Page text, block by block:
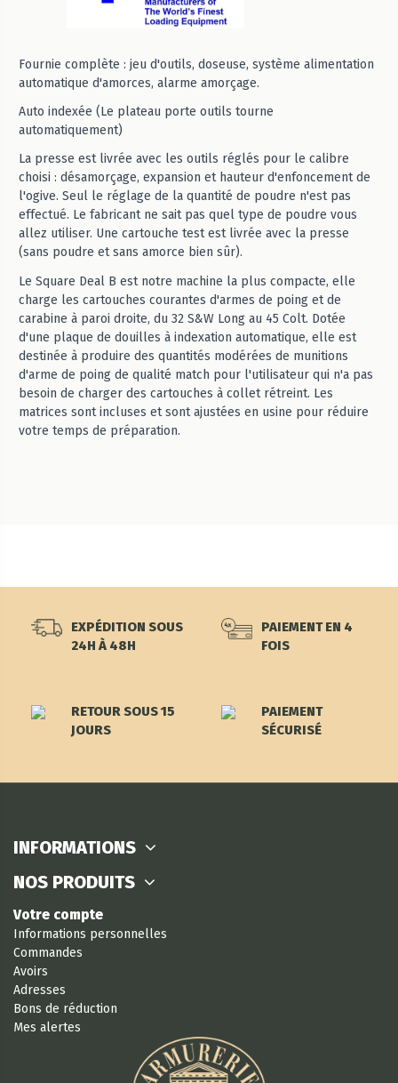
Fournie complète : jeu d'outils, doseuse, système alimentation
automatique d'amorces, alarme amorçage.
Auto indexée (Le plateau porte outils tourne
automatiquement)
La presse est livrée avec les outils réglés pour le calibre
choisi : désamorçage, expansion et hauteur d'enfoncement de
l'ogive. Seul le réglage de la quantité de poudre n'est pas
effectué. Le fabricant ne sait pas quel type de poudre vous
allez utiliser. Une cartouche test est livrée avec la presse
(sans poudre et sans amorce bien sûr).
Le Square Deal B est notre machine la plus compacte, elle
charge les cartouches courantes d'armes de poing et de
carabine à paroi droite, du 32 S&W Long au 45 Colt. Dotée
d'une plaque de douilles à indexation automatique, elle est
destinée à produire des quantités modérées de munitions
d'arme de poing de qualité match pour l'utilisateur qui n'a pas
besoin de charger des cartouches à collet rétreint. Les
matrices sont incluses et sont ajustées en usine pour réduire
votre temps de préparation.
EXPÉDITION SOUS
24H À 48H
PAIEMENT EN 4
FOIS
RETOUR SOUS 15
JOURS
PAIEMENT
SÉCURISÉ
INFORMATIONS
NOS PRODUITS
Votre compte
Informations personnelles
Commandes
Avoirs
Adresses
Bons de réduction
Mes alertes